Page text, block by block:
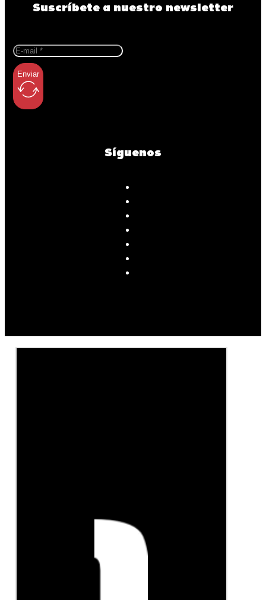
Suscríbete a nuestro newsletter
Enviar
Síguenos